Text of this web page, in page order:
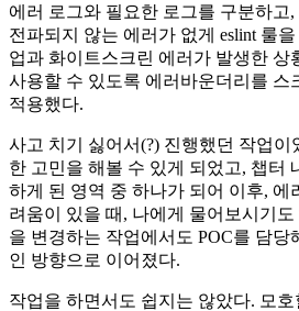
에러 로그와 필요한 로그를 구분하고,
전파되지 않는 에러가 없게 eslint 룰
업과 화이트스크린 에러가 발생한 상
사용할 수 있도록 에러바운더리를 스
적용했다.
사고 치기 싫어서(?) 진행했던 작업이
한 고민을 해볼 수 있게 되었고, 챕터
하게 된 영역 중 하나가 되어 이후, 에
려움이 있을 때, 나에게 물어보시기
을 변경하는 작업에서도 POC를 담당
인 방향으로 이어졌다.
작업을 하면서도 쉽지는 않았다. 모